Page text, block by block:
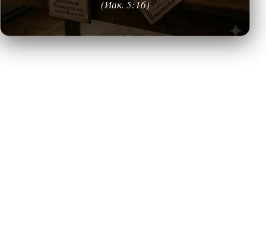
(Иак. 5:16)